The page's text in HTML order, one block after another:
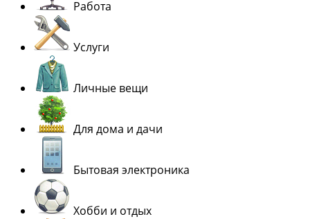
Работа
Услуги
Личные вещи
Для дома и дачи
Бытовая электроника
Хобби и отдых